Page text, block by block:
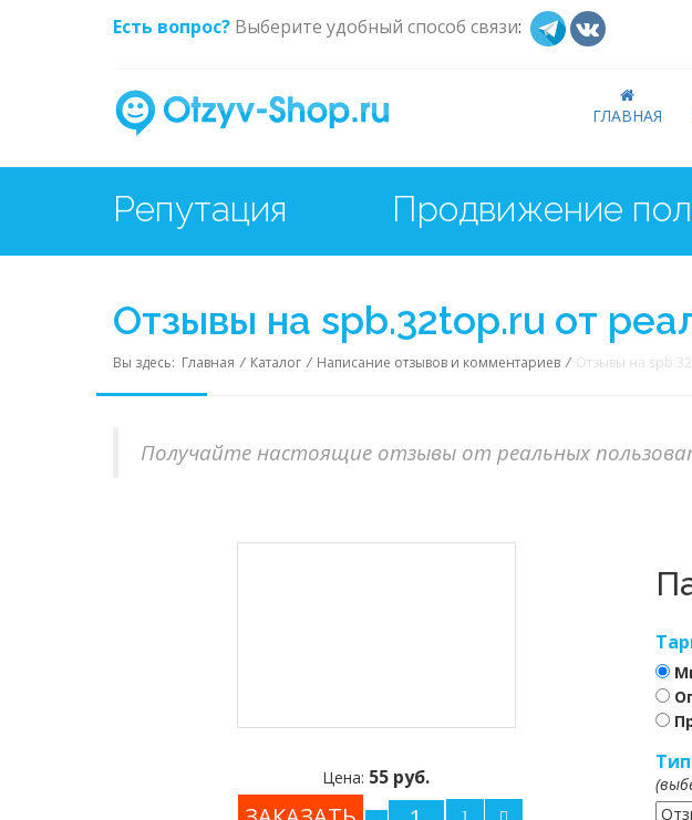
Есть вопрос? Выберите удобный способ связи:
ГЛАВНАЯ
Репутация
Защита вашей
Отзывы на spb.32top.ru от
Вы здесь: Главная / Каталог / Написание отзывов и комментариев / Отзывы на
Получайте настоящие отзывы от реальных
Цена: 55 руб.